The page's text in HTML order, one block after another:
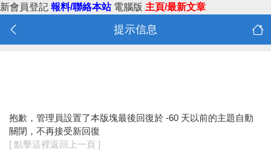
新會員登記 報料/聯絡本站 電腦版 主頁/最新文章
提示信息
抱歉，管理員設置了本版塊最後回復於 -60 天以前的主題自動
關閉，不再接受新回復
[ 點擊這裡返回上一頁 ]